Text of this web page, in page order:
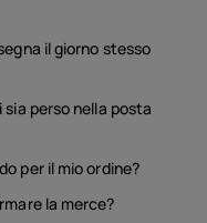
il giorno stesso
sia perso nella posta
per il mio ordine?
la merce?